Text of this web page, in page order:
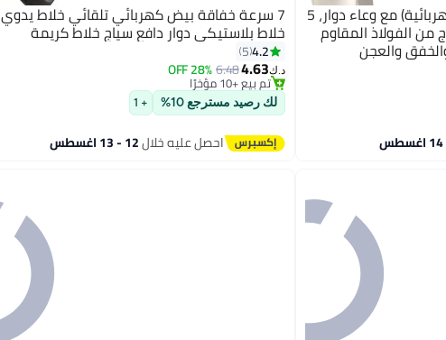
كينوود خلاط يدوي (خفاقة كهربائية) مع وعاء دوار، 5
من الفولاذ المقاوم
والعجن
7 سرعة خفاقة بيض كهربائي تلقائي خلاط يدوي
خلاط بلاستيكي دوار دافع سياج خلاط كريمة
4.2
5
د.ك‏4.63
6.48
28% OFF
تم بيع +10 مؤخرًا
تم بيع +10 مؤخرًا
لك رصيد مسترجع 10% + 1
احصل عليه خلال12 - 13 اغسطس